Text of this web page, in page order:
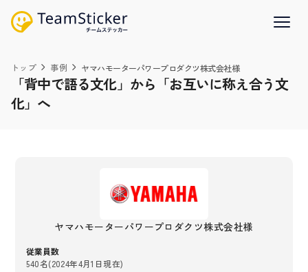
トップ 事例 ヤマハモーターパワープロダクツ株式会社様
「背中で語る文化」から「お互いに称え合う文
化」へ
ヤマハモーターパワープロダクツ株式会社様
従業員数
540名(2024年4月1日現在)